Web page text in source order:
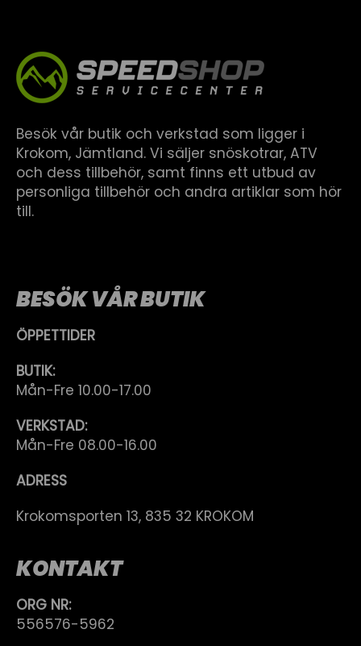
Besök vår butik och verkstad som ligger i
Krokom, Jämtland. Vi säljer snöskotrar, ATV
och dess tillbehör, samt finns ett utbud av
personliga tillbehör och andra artiklar som hör
till.
BESÖK VÅR BUTIK
ÖPPETTIDER
BUTIK:
Mån-Fre 10.00-17.00
VERKSTAD:
Mån-Fre 08.00-16.00
ADRESS
Krokomsporten 13, 835 32 KROKOM
KONTAKT
ORG NR:
556576-5962